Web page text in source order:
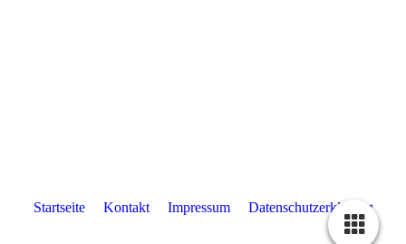
Startseite Kontakt Impressum Datenschutzerklärung